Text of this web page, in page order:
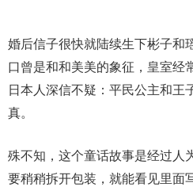
婚后信子很快就陆续生下彬子和
口曾是和和美美的象征，皇室经
日本人深信不疑：平民公主和王
真。
殊不知，这个童话故事是经过人
要稍稍拆开包装，就能看见里面